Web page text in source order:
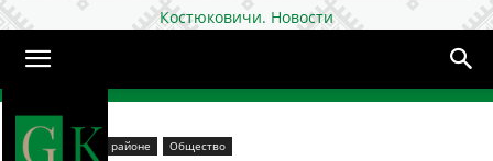
Костюковичи. Новости
Домой
В области В районе Общество